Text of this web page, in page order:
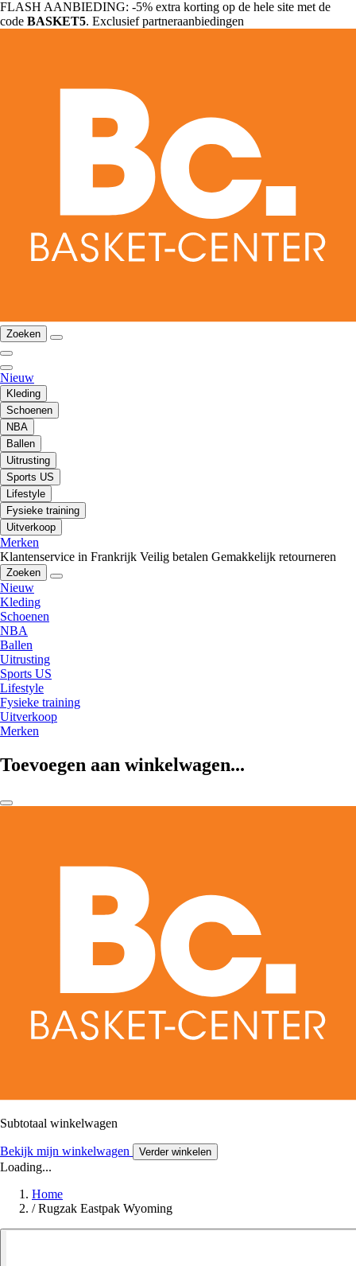
FLASH AANBIEDING: -5% extra korting op de hele site met de
code BASKET5. Exclusief partneraanbiedingen
Zoeken
Nieuw
Kleding
Schoenen
NBA
Ballen
Uitrusting
Sports US
Lifestyle
Fysieke training
Uitverkoop
Merken
Klantenservice in Frankrijk Veilig betalen Gemakkelijk retourneren
Zoeken
Nieuw
Kleding
Schoenen
NBA
Ballen
Uitrusting
Sports US
Lifestyle
Fysieke training
Uitverkoop
Merken
Toevoegen aan winkelwagen...
Subtotaal winkelwagen
Bekijk mijn winkelwagen Verder winkelen
Loading...
Home
/ Rugzak Eastpak Wyoming